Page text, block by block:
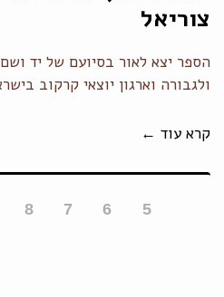
צוריאל
הספר יצא לאור בסיועם של יד
ולגבורה וארגון יוצאי קרקוב
קרא עוד ←
5
6
7
8